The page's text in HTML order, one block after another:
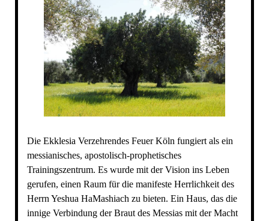
Die Ekklesia Verzehrendes Feuer Köln fungiert als ein
messianisches, apostolisch-prophetisches
Trainingszentrum. Es wurde mit der Vision ins Leben
gerufen, einen Raum für die manifeste Herrlichkeit des
Herrn Yeshua HaMashiach zu bieten. Ein Haus, das die
innige Verbindung der Braut des Messias mit der Macht